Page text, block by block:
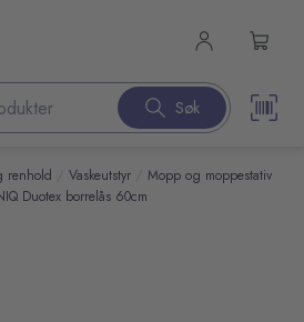
Søk
renhold Vaskeutstyr Mopp og moppestativ
Duotex borrelås 60cm